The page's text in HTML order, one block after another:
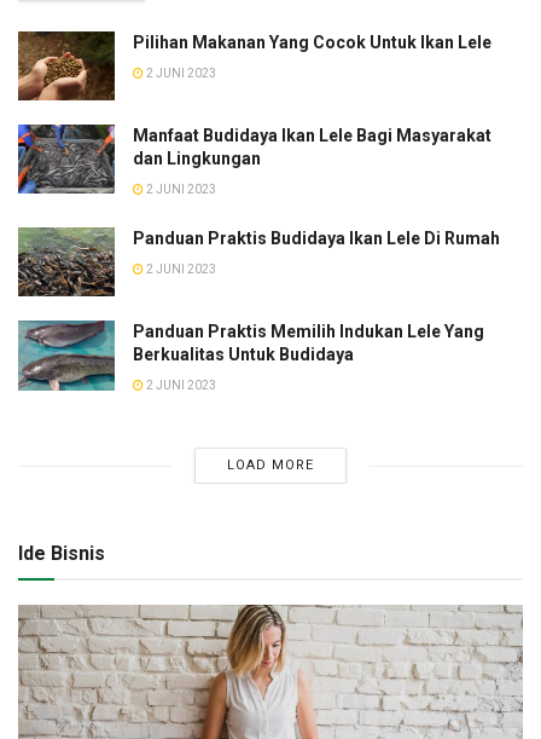
Pilihan Makanan Yang Cocok Untuk Ikan Lele
2 JUNI 2023
Manfaat Budidaya Ikan Lele Bagi Masyarakat
dan Lingkungan
2 JUNI 2023
Panduan Praktis Budidaya Ikan Lele Di Rumah
2 JUNI 2023
Panduan Praktis Memilih Indukan Lele Yang
Berkualitas Untuk Budidaya
2 JUNI 2023
LOAD MORE
Ide Bisnis